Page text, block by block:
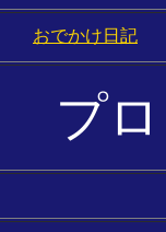
おでかけ日記
プ